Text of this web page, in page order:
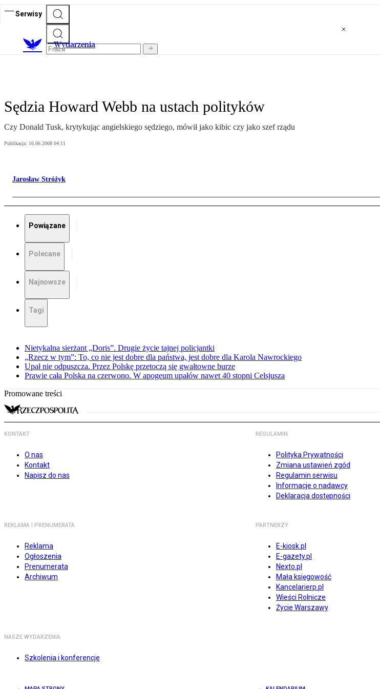
Serwisy
Wydarzenia
Sędzia Howard Webb na ustach polityków
Czy Donald Tusk, krytykując angielskiego sędziego, mówił jako kibic czy jako szef rządu
Publikacja: 16.06.2008 04:11
Jarosław Stróżyk
Powiązane
Polecane
Najnowsze
Tagi
Nietykalna sierżant „Doris”. Drugie życie tajnej policjantki
„Rzecz w tym”: To, co nie jest dobre dla państwa, jest dobre dla Karola Nawrockiego
Upał nie odpuszcza. Przez Polskę przetoczą się gwałtowne burze
Prawie cała Polska na czerwono. W apogeum upałów nawet 40 stopni Celsjusza
Promowane treści
KONTAKT
O nas
Kontakt
Napisz do nas
REGULAMIN
Polityka Prywatności
Zmiana ustawień zgód
Regulamin serwisu
Informacje o nadawcy
Deklaracja dostępności
REKLAMA I PRENUMERATA
Reklama
Ogłoszenia
Prenumerata
Archiwum
PARTNERZY
E-kiosk.pl
E-gazety.pl
Nexto.pl
Mała księgowość
Kancelarierp.pl
Wieści Rolnicze
Życie Warszawy
NASZE WYDARZENIA
Szkolenia i konferencje